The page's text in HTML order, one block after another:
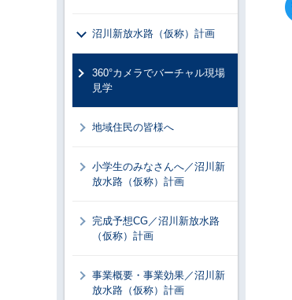
沼川新放水路（仮称）計画
360°カメラでバーチャル現場
見学
地域住民の皆様へ
小学生のみなさんへ／沼川新
放水路（仮称）計画
完成予想CG／沼川新放水路
（仮称）計画
事業概要・事業効果／沼川新
放水路（仮称）計画